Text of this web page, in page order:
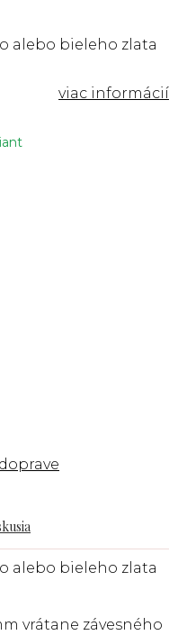
alebo bieleho zlata
alebo bieleho zlata
vrátane závesného